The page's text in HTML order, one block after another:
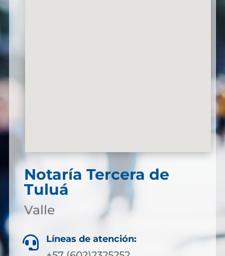
Notaría Tercera de
Tuluá
Valle
 Líneas de atención: